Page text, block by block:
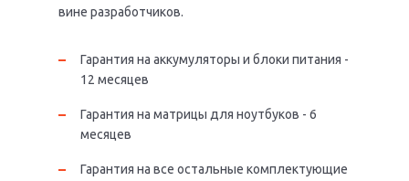
вине разработчиков.
Гарантия на аккумуляторы и блоки питания -
12 месяцев
Гарантия на матрицы для ноутбуков - 6
месяцев
Гарантия на все остальные комплектующие